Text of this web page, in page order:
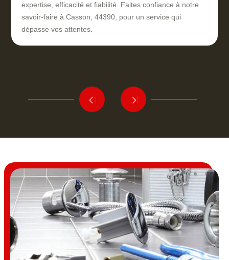
expertise, efficacité et fiabilité. Faites confiance à notre
savoir-faire à Casson, 44390, pour un service qui
dépasse vos attentes.